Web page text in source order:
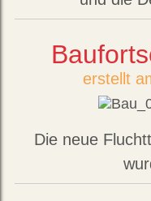
erstellt
Die neue